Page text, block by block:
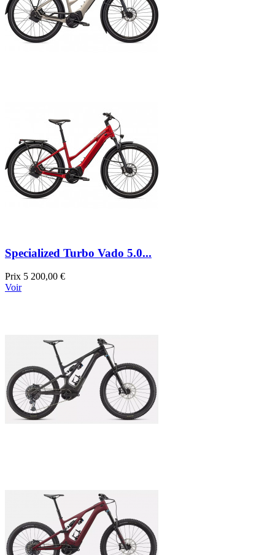
Specialized Turbo Vado 5.0...
Prix 5 200,00 €
Voir